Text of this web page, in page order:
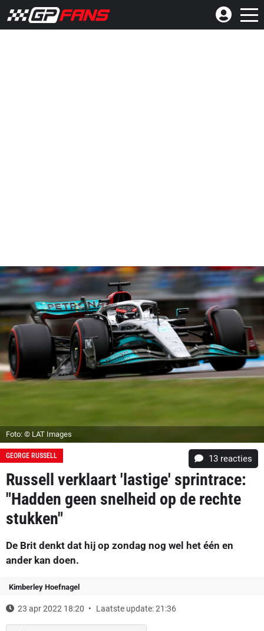
Foto: © LAT Images
GEORGE RUSSELL 13 reacties
Russell verklaart 'lastige' sprintrace:
"Hadden geen snelheid op de rechte
stukken"
De Brit denkt dat hij op zondag nog wel het één en
ander kan doen.
Kimberley Hoefnagel
23 apr 2022 18:20 Laatste update: 21:36